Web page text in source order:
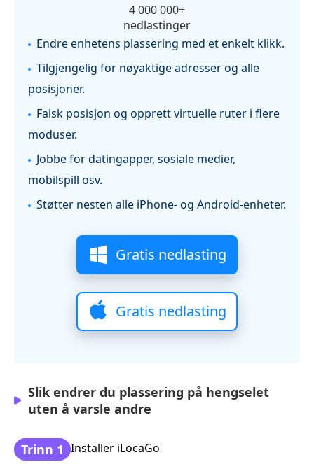
4 000 000+
nedlastinger
Endre enhetens plassering med et enkelt klikk.
Tilgjengelig for nøyaktige adresser og alle
posisjoner.
Falsk posisjon og opprett virtuelle ruter i flere
moduser.
Jobbe for datingapper, sosiale medier,
mobilspill osv.
Støtter nesten alle iPhone- og Android-enheter.
Gratis nedlasting
Gratis nedlasting
Slik endrer du plassering på hengselet
uten å varsle andre
Trinn 1 Installer iLocaGo